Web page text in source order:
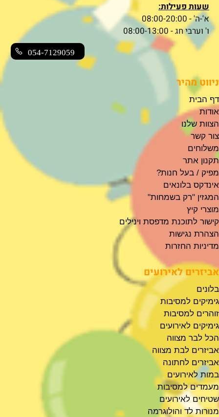
שעות פעילות:
א'-ה' - 08:00-20:00
ו' וערבי חג - 08:00-13:00
054-7129059
ניווט מהיר
דף הבית
אודות
הצוות שלנו
צור קשר
משלוחים
תקנון אתר
מפיק / בעל חנות?
אינדקס בלונאים
המגזין "רק בשמחות"
מוצרי קיץ
קישור לתוכנת מדפסת וינילים
הצהרת נגישות
מדיניות החזרות
אביזרים לאירועים
בלונים
גימיקים למסיבות
זוהרים למסיבות
גימיקים לאירועים
הכל לבר מצווה
אביזרים לבת מצווה
אביזרים לחתונה
במות לאירועים
מעמדים למסיבות
שטיחים לאירועים
מנורות לד והולוגרמה